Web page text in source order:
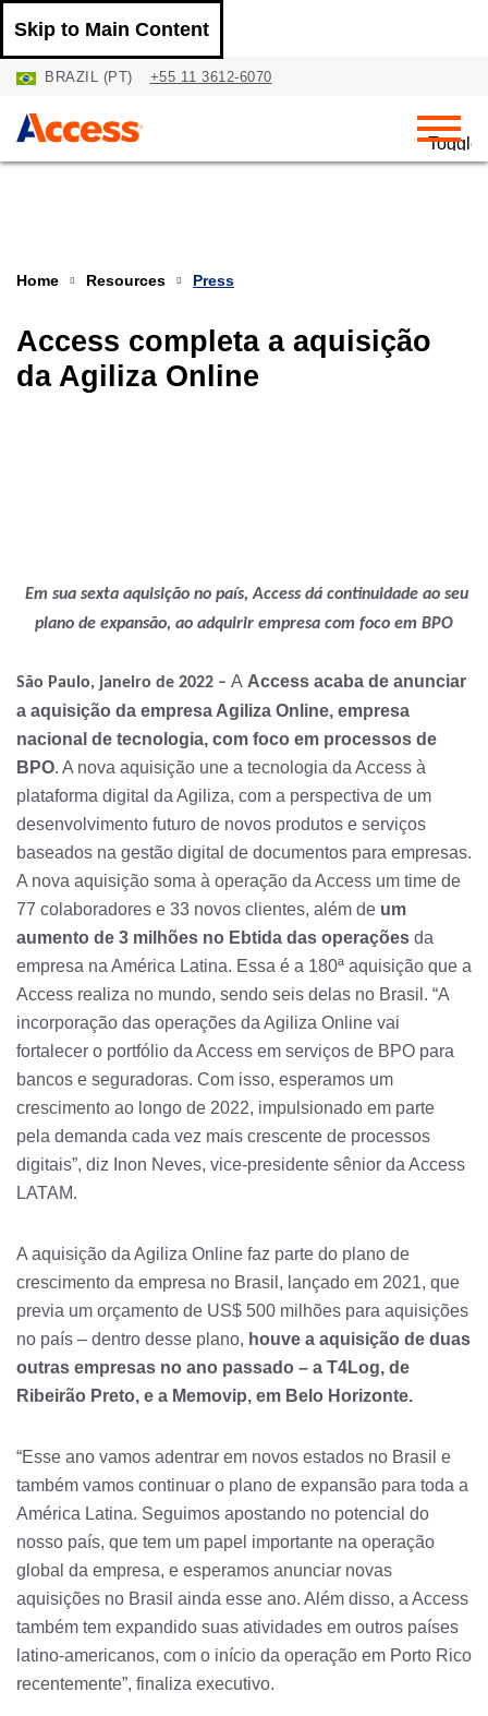
Skip to Main Content
BRAZIL (PT) +55 11 3612-6070
Toggle
Home Resources Press
Access completa a aquisição
da Agiliza Online
Em sua sexta aquisição no país, Access dá continuidade ao seu
plano de expansão, ao adquirir empresa com foco em BPO
São Paulo, janeiro de 2022 – A Access acaba de anunciar
a aquisição da empresa Agiliza Online, empresa
nacional de tecnologia, com foco em processos de
BPO. A nova aquisição une a tecnologia da Access à
plataforma digital da Agiliza, com a perspectiva de um
desenvolvimento futuro de novos produtos e serviços
baseados na gestão digital de documentos para empresas.
A nova aquisição soma à operação da Access um time de
77 colaboradores e 33 novos clientes, além de um
aumento de 3 milhões no Ebtida das operações da
empresa na América Latina. Essa é a 180ª aquisição que a
Access realiza no mundo, sendo seis delas no Brasil. “A
incorporação das operações da Agiliza Online vai
fortalecer o portfólio da Access em serviços de BPO para
bancos e seguradoras. Com isso, esperamos um
crescimento ao longo de 2022, impulsionado em parte
pela demanda cada vez mais crescente de processos
digitais”, diz Inon Neves, vice-presidente sênior da Access
LATAM.
A aquisição da Agiliza Online faz parte do plano de
crescimento da empresa no Brasil, lançado em 2021, que
previa um orçamento de US$ 500 milhões para aquisições
no país – dentro desse plano, houve a aquisição de duas
outras empresas no ano passado – a T4Log, de
Ribeirão Preto, e a Memovip, em Belo Horizonte.
“Esse ano vamos adentrar em novos estados no Brasil e
também vamos continuar o plano de expansão para toda a
América Latina. Seguimos apostando no potencial do
nosso país, que tem um papel importante na operação
global da empresa, e esperamos anunciar novas
aquisições no Brasil ainda esse ano. Além disso, a Access
também tem expandido suas atividades em outros países
latino-americanos, com o início da operação em Porto Rico
recentemente”, finaliza executivo.